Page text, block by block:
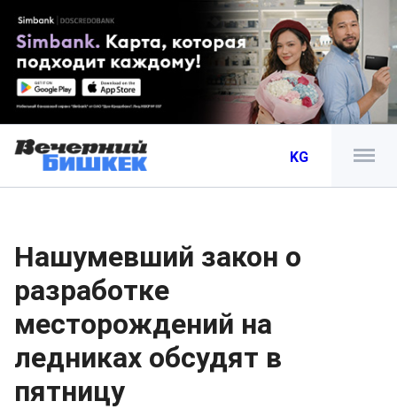
KG
Нашумевший закон о
разработке
месторождений на
ледниках обсудят в
пятницу